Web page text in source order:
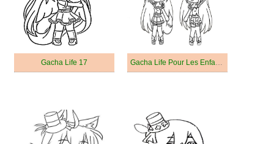
Gacha Life 17 Gacha Life Pour Les Enfants